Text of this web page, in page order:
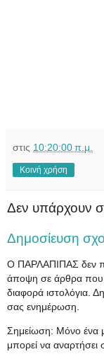
στις 10:20:00 π.μ.
Κοινή χρήση
Δεν υπάρχουν
Δημοσίευση
Ο ΠΑΡΛΑΠΙΠΑΣ δεν
άποψη σε άρθρα που
διαφορά ιστολόγια.
σας ενημέρωση.
Σημείωση: Μόνο ένα
μπορεί να αναρτήσει